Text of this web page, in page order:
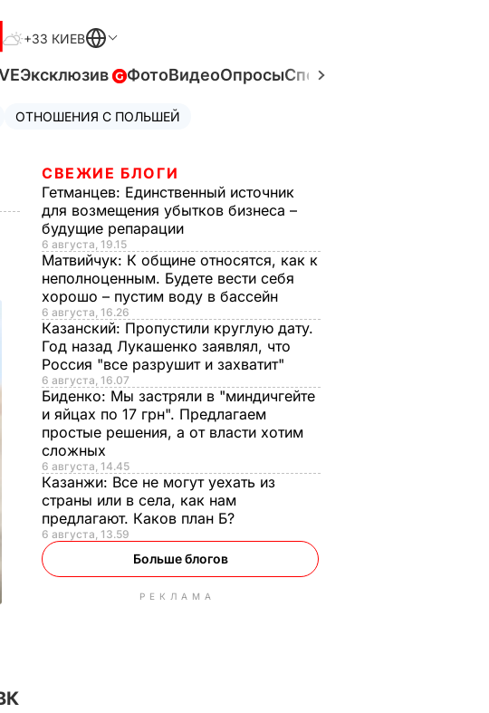
+33 КИЕВ
Эксклюзив ФотоВидеоОпросыСпецпроекты
ОТНОШЕНИЯ С ПОЛЬШЕЙ
СВЕЖИЕ БЛОГИ
Гетманцев: Единственный источник
для возмещения убытков бизнеса –
будущие репарации
6 августа, 19.15
Матвийчук: К общине относятся, как к
неполноценным. Будете вести себя
хорошо – пустим воду в бассейн
6 августа, 16.26
Казанский: Пропустили круглую дату.
Год назад Лукашенко заявлял, что
Россия "все разрушит и захватит"
6 августа, 16.07
Биденко: Мы застряли в "миндичгейте
и яйцах по 17 грн". Предлагаем
простые решения, а от власти хотим
сложных
6 августа, 14.45
Казанжи: Все не могут уехать из
страны или в села, как нам
предлагают. Каков план Б?
6 августа, 13.59
Больше блогов
РЕКЛАМА